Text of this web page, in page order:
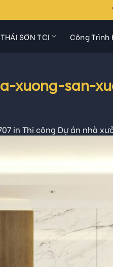
THÁI SƠN TCI Công Trình
xuong-san-
in Thi công Dự án nhà